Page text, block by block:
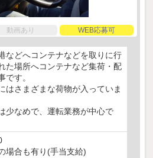
動画あり WEB応募可
などへコンテナなどを取りに行
た場所へコンテナなど集荷・配
です。
はさまざまな荷物が入っていま
少なめで、運転業務が中心で
場合も有り(手当支給)